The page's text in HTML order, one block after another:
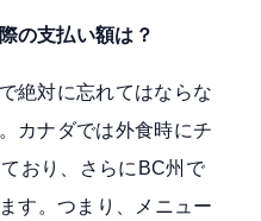
の支払い額は？
絶対に忘れてはならな
カナダでは外食時にチ
おり、さらにBC州で
す。つまり、メニュー